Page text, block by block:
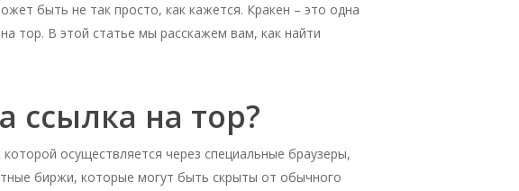
быть не так просто, как кажется. Кракен – это одна
тор. В этой статье мы расскажем вам, как найти
ссылка на тор?
осуществляется через специальные браузеры,
биржи, которые могут быть скрыты от обычного